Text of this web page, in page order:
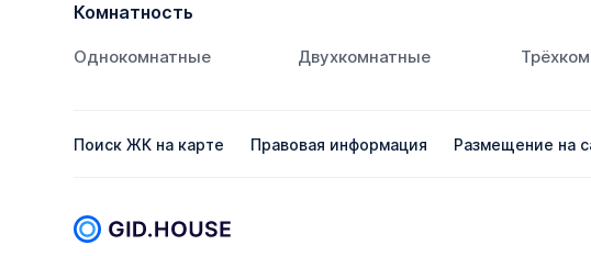
Комнатность
Однокомнатные Двухкомнатные
Поиск ЖК на карте Правовая информация Размещение на